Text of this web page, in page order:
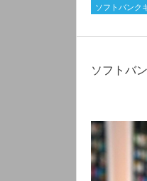
ソフトバンク
ソフトバ